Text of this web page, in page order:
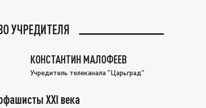
УЧРЕДИТЕЛЯ
КОНСТАНТИН МАЛОФЕЕВ
Учредитель телеканала "Царьград"
XXI века